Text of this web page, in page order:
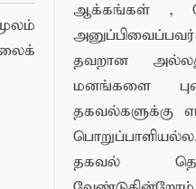
ஆக்கங்கள் ,
தவறான
மனங்களை
தகவல்களுக்கு
தகவல்